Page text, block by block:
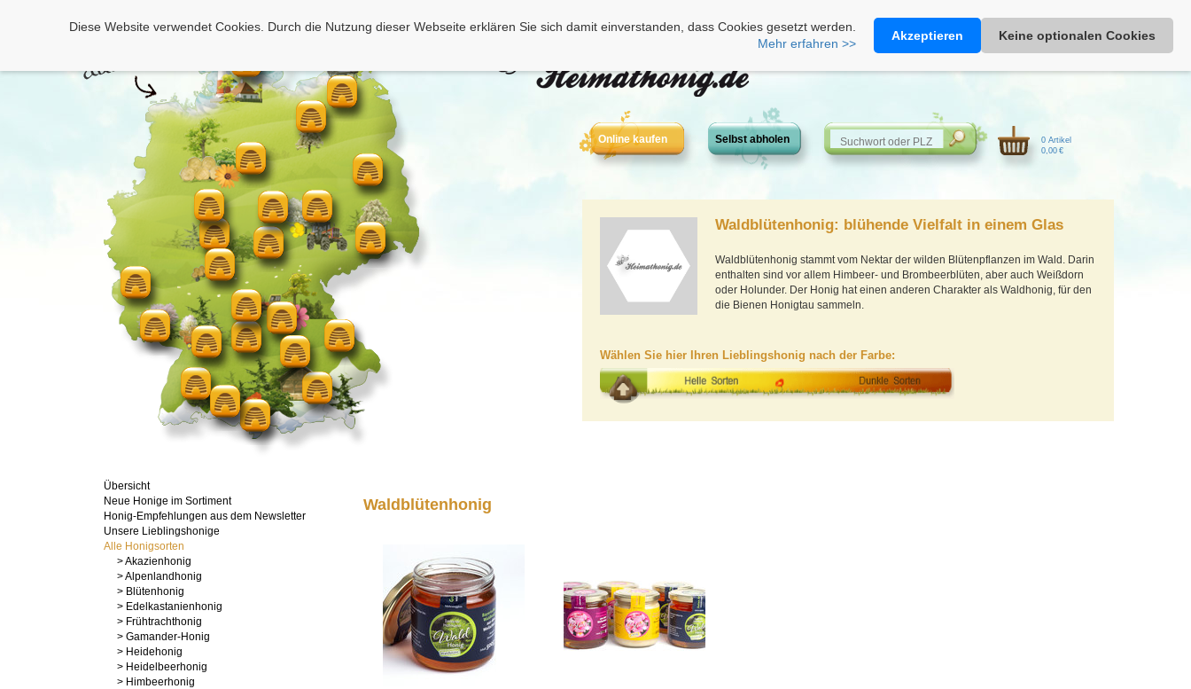
Heimathonig auf Facebook|Kunden-Login|Warenkorb
Diese Website verwendet Cookies. Durch die Nutzung dieser Webseite erklären Sie sich damit einverstanden, dass Cookies gesetzt werden.
Mehr erfahren >>
Akzeptieren Keine optionalen Cookies
Online kaufen Selbst abholen
0 Artikel
0,00 €
Waldblütenhonig: blühende Vielfalt in einem Glas
Waldblütenhonig stammt vom Nektar der wilden Blütenpflanzen im Wald. Darin
enthalten sind vor allem Himbeer- und Brombeerblüten, aber auch Weißdorn
oder Holunder. Der Honig hat einen anderen Charakter als Waldhonig, für den
die Bienen Honigtau sammeln.
Wählen Sie hier Ihren Lieblingshonig nach der Farbe:
Übersicht
Neue Honige im Sortiment
Honig-Empfehlungen aus dem Newsletter
Unsere Lieblingshonige
Alle Honigsorten
> Akazienhonig
> Alpenlandhonig
> Blütenhonig
> Edelkastanienhonig
> Frühtrachthonig
> Gamander-Honig
> Heidehonig
> Heidelbeerhonig
> Himbeerhonig
Waldblütenhonig